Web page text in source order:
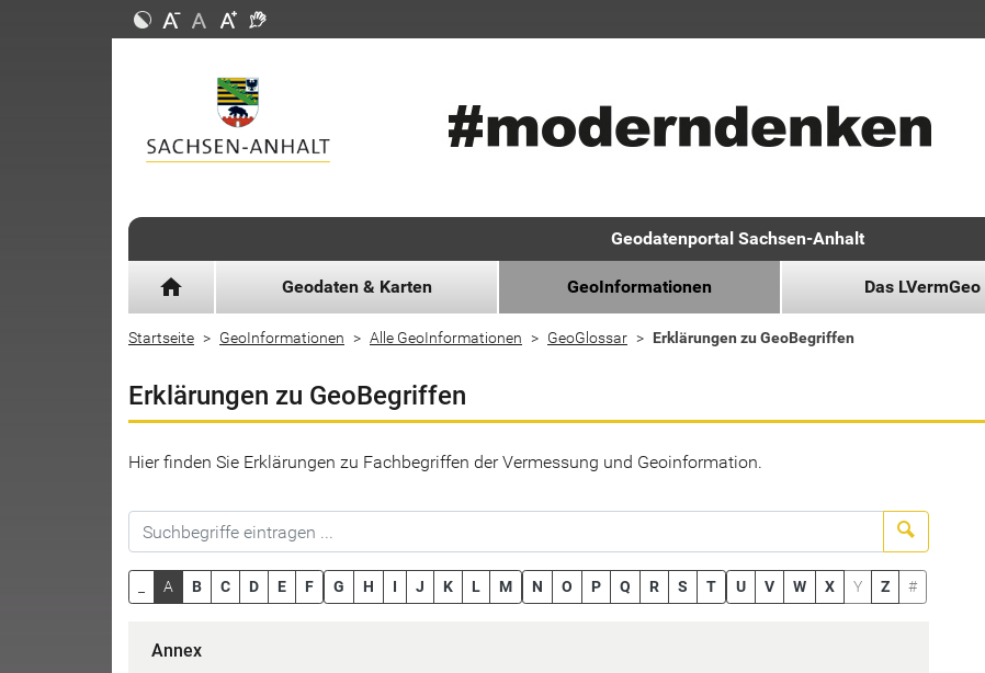
Geodatenportal Sachsen-Anhalt
home Geodaten & Karten GeoInformationen Das LVermGeo
Startseite GeoInformationen Alle GeoInformationen GeoGlossar Erklärungen zu GeoBegriffen
Erklärungen zu GeoBegriffen
Hier finden Sie Erklärungen zu Fachbegriffen der Vermessung und Geoinformation.
A B C D E F G H I J K L M N O P Q R S T U V W X Y Z #
Annex